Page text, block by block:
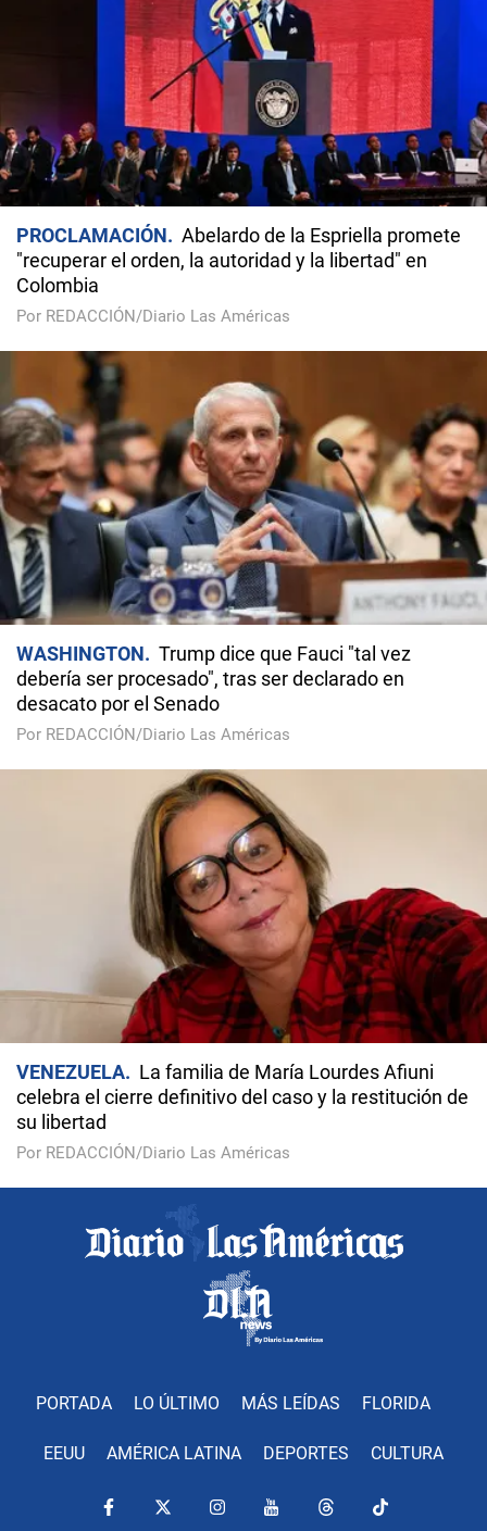
PROCLAMACIÓN
Abelardo de la Espriella promete
"recuperar el orden, la autoridad y la libertad" en
Colombia
Por REDACCIÓN/Diario Las Américas
WASHINGTON
Trump dice que Fauci "tal vez
debería ser procesado", tras ser declarado en
desacato por el Senado
Por REDACCIÓN/Diario Las Américas
VENEZUELA
La familia de María Lourdes Afiuni
celebra el cierre definitivo del caso y la restitución de
su libertad
Por REDACCIÓN/Diario Las Américas
PORTADA LO ÚLTIMO MÁS LEÍDAS FLORIDA
EEUU AMÉRICA LATINA DEPORTES CULTURA